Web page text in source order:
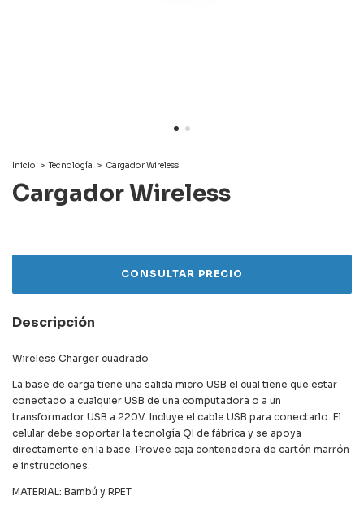
Inicio > Tecnología > Cargador Wireless
Cargador Wireless
Descripción
Wireless Charger cuadrado
La base de carga tiene una salida micro USB el cual tiene que estar
conectado a cualquier USB de una computadora o a un
transformador USB a 220V. Incluye el cable USB para conectarlo. El
celular debe soportar la tecnolgía QI de fábrica y se apoya
directamente en la base. Provee caja contenedora de cartón marrón
e instrucciones.
MATERIAL: Bambú y RPET